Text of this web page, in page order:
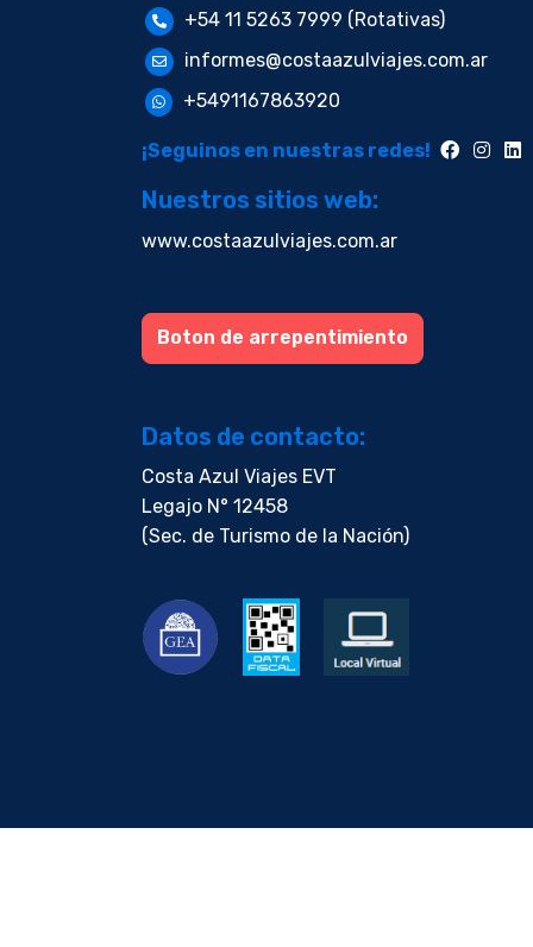
+54 11 5263 7999 (Rotativas)
informes@costaazulviajes.com.ar
+5491167863920
¡Seguinos en nuestras redes!
Nuestros sitios web:
www.costaazulviajes.com.ar
Boton de arrepentimiento
Datos de contacto:
Costa Azul Viajes EVT
Legajo N° 12458
(Sec. de Turismo de la Nación)